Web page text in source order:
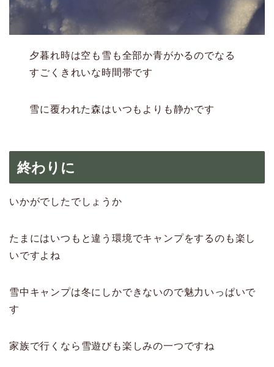
夕暮れ時は空も雪も全部か青がかるのでなる
すごくきれいな時間帯です
雪に覆われた森はいつもよりも静かです
終わりに
いかがでしたでしょうか
たまにはいつもと違う環境でキャンプをするのも楽し
いですよね
雪中キャンプは冬にしかできないので魅力いっぱいで
す
家族で行くなら雪遊びも楽しみの一つですね